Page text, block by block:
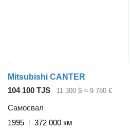
Mitsubishi CANTER
104 100 TJS
11 300 $ ≈ 9 780 €
Самосвал
1995
372 000 км